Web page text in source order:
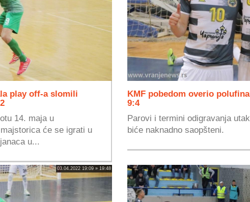
play off-a slomili
14. maja u
će se igrati u
u...
KMF pobedom overio
9:4
Parovi i termini odigravanja
biće naknadno saopšteni.
03.04.2022 19:09 » 19:48